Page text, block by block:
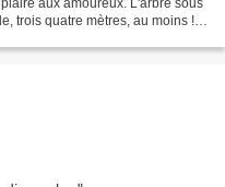
aux amoureux. L'arbre sous
trois quatre mètres, au moins !